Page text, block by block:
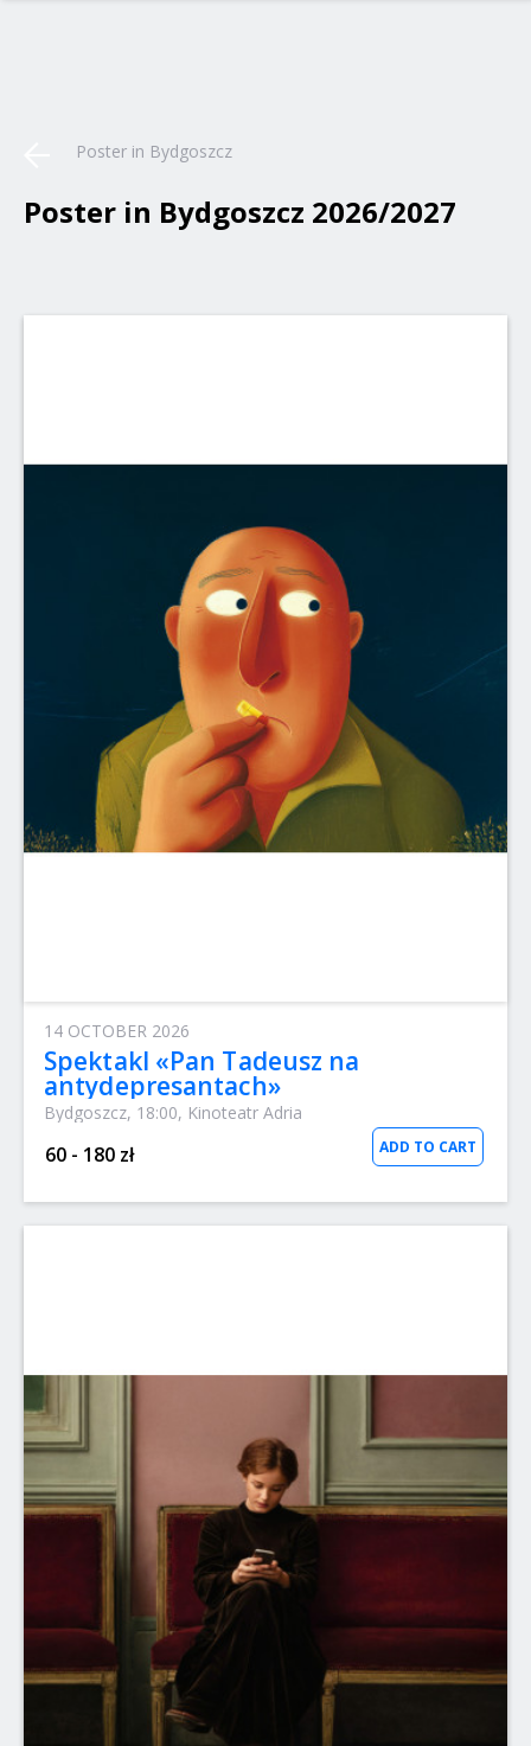
Poster in Bydgoszcz
Poster in Bydgoszcz 2026/2027
14 OCTOBER 2026
Spektakl «Pan Tadeusz na
antydepresantach»
Bydgoszcz, 18:00, Kinoteatr Adria
ADD TO CART
60 - 180 zł